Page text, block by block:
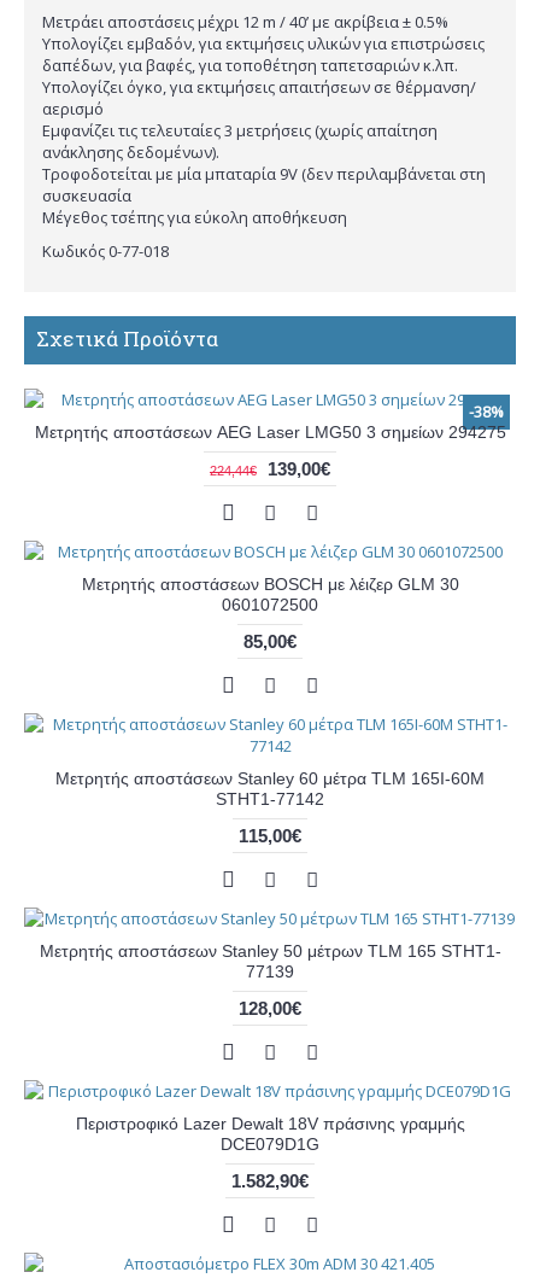
Μετράει αποστάσεις μέχρι 12 m / 40’ με ακρίβεια ± 0.5%
Υπολογίζει εμβαδόν, για εκτιμήσεις υλικών για επιστρώσεις
δαπέδων, για βαφές, για τοποθέτηση ταπετσαριών κ.λπ.
Υπολογίζει όγκο, για εκτιμήσεις απαιτήσεων σε θέρμανση/
αερισμό
Εμφανίζει τις τελευταίες 3 μετρήσεις (χωρίς απαίτηση
ανάκλησης δεδομένων).
Τροφοδοτείται με μία μπαταρία 9V (δεν περιλαμβάνεται στη
συσκευασία
Μέγεθος τσέπης για εύκολη αποθήκευση
Κωδικός 0-77-018
Σχετικά Προϊόντα
-38%
Μετρητής αποστάσεων AEG Laser LMG50 3 σημείων 294275
224,44€ 139,00€
Μετρητής αποστάσεων BOSCH με λέιζερ GLM 30
0601072500
85,00€
Μετρητής αποστάσεων Stanley 60 μέτρα TLM 165I-60M
STHT1-77142
115,00€
Μετρητής αποστάσεων Stanley 50 μέτρων TLM 165 STHT1-
77139
128,00€
Περιστροφικό Lazer Dewalt 18V πράσινης γραμμής
DCE079D1G
1.582,90€